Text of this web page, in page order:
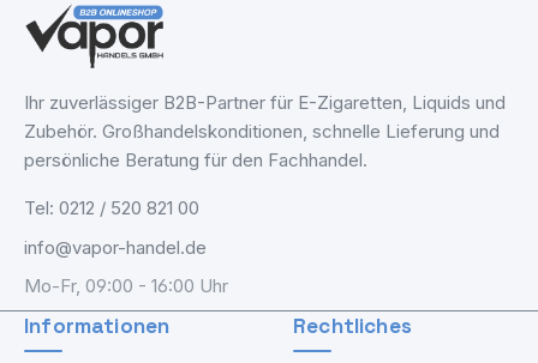
Ihr zuverlässiger B2B-Partner für E-Zigaretten, Liquids und
Zubehör. Großhandelskonditionen, schnelle Lieferung und
persönliche Beratung für den Fachhandel.
Tel: 0212 / 520 821 00
info@vapor-handel.de
Mo-Fr, 09:00 - 16:00 Uhr
Informationen Rechtliches